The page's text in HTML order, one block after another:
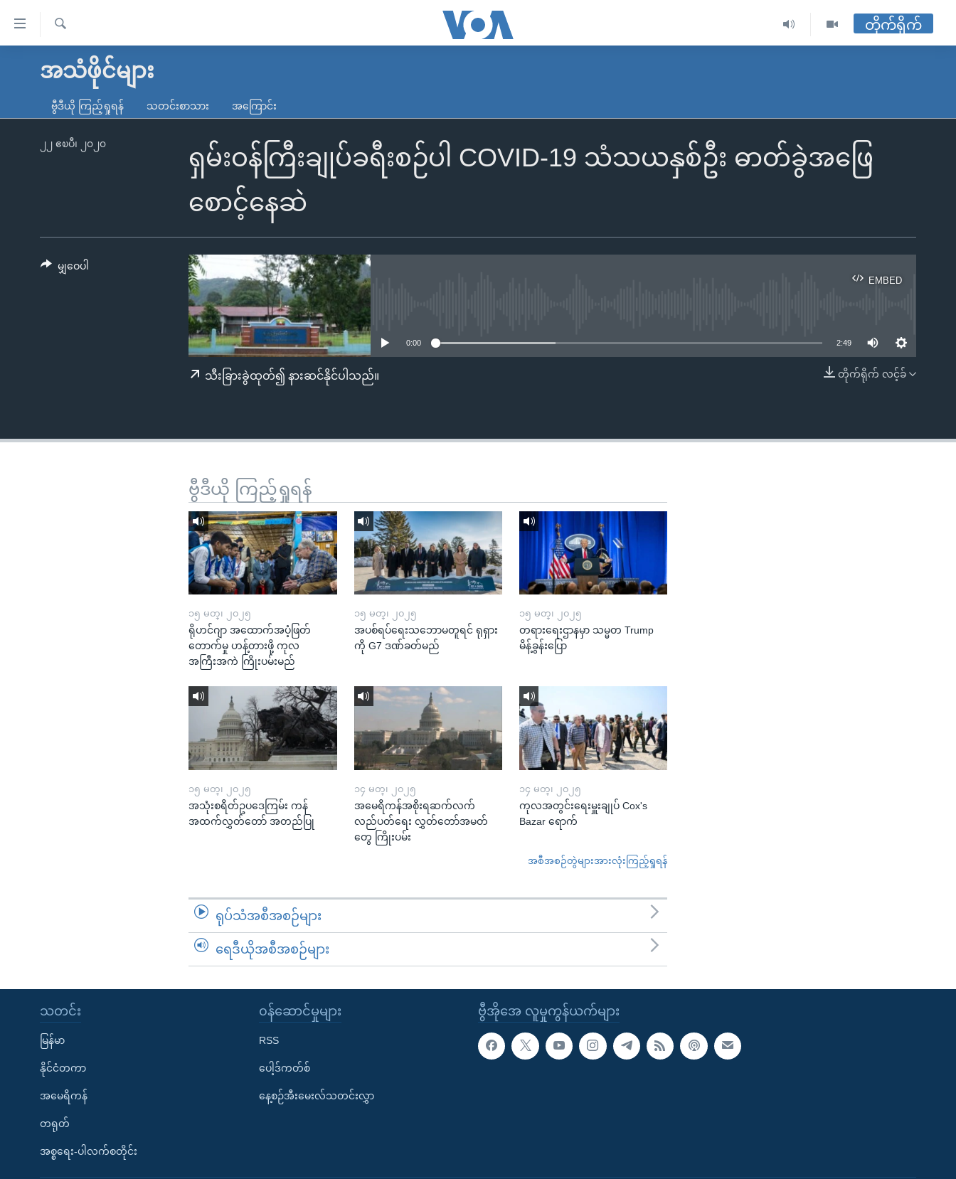
လွယ်ကူ
သည့်
ရန်
မူလစာမျက်နှာ
ကမ္ဘာ့သတင်းများ
နိုင်ငံတကာ
မကြေးမုံရဲ့ အင်္ဂလိပ်စာ
ရေဒီယို
ရေဒီယိုနှင့်ရုပ်သံ အချက်အလက်များ
ရ
တိုက်ရိုက်
အသံဖိုင်များ
ဗွီဒီယို ကြည့်ရှုရန် သတင်းစာသား အကြောင်း
ရှမ်းဝန်ကြီးချုပ်ခရီးစဉ်ပါ COVID-19 သံသယနှစ်ဦး ဓာတ်ခွဲအဖြေ
စောင့်နေဆဲ
၂၂ ဧၿပီ၊ ၂၀၂၀
EMBED
EMBED
0:00 2:49
တိုက်ရိုက် လင့်ခ်
သီးခြားခွဲထုတ်၍ နားဆင်နိုင်ပါသည်။
မျှဝေပါ
ဗွီဒီယို ကြည့်ရှုရန်
၁၅ မတ္၊ ၂၀၂၅
ရိုဟင်ဂျာ အထောက်အပံ့ဖြတ်
တောက်မှု ဟန့်တားဖို့ ကုလ
အကြီးအကဲ ကြိုးပမ်းမည်
၁၅ မတ္၊ ၂၀၂၅
အပစ်ရပ်ရေးသဘောမတူရင် ရုရှား
ကို G7 ဒဏ်ခတ်မည်
၁၅ မတ္၊ ၂၀၂၅
တရားရေးဌာနမှာ သမ္မတ Trump
မိန့်ခွန်းပြော
၁၅ မတ္၊ ၂၀၂၅
အသုံးစရိတ်ဥပဒေကြမ်း ကန်
အထက်လွှတ်တော် အတည်ပြု
၁၄ မတ္၊ ၂၀၂၅
အမေရိကန်အစိုးရဆက်လက်
လည်ပတ်ရေး လွှတ်တော်အမတ်
တွေ ကြိုးပမ်း
၁၄ မတ္၊ ၂၀၂၅
ကုလအတွင်းရေးမှူးချုပ် Cox's
Bazar ရောက်
အစီအစဉ်တွဲများအားလုံးကြည့်ရှုရန်
ရုပ်သံအစီအစဉ်များ
ရေဒီယိုအစီအစဉ်များ
ဗွီအိုအေ လူမှုကွန်ယက်များ
သတင်း
မြန်မာ
နိုင်ငံတကာ
အမေရိကန်
တရုတ်
အစ္စရေး-ပါလက်စတိုင်း
၀န်ဆောင်မှုများ
RSS
ပေါ့ဒ်ကတ်စ်
နေ့စဉ်အီးမေးလ်သတင်းလွှာ